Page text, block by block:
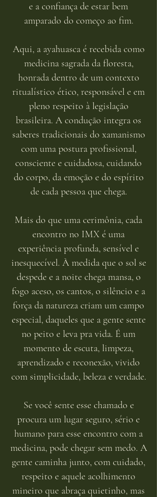
e a confiança de estar bem
amparado do começo ao fim.
Aqui, a ayahuasca é recebida como
medicina sagrada da floresta,
honrada dentro de um contexto
ritualístico ético, responsável e em
pleno respeito à legislação
brasileira. A condução integra os
saberes tradicionais do xamanismo
com uma postura profissional,
consciente e cuidadosa, cuidando
do corpo, da emoção e do espírito
de cada pessoa que chega.
Mais do que uma cerimônia, cada
encontro no IMX é uma
experiência profunda, sensível e
inesquecível. À medida que o sol se
despede e a noite chega mansa, o
fogo aceso, os cantos, o silêncio e a
força da natureza criam um campo
especial, daqueles que a gente sente
no peito e leva pra vida. É um
momento de escuta, limpeza,
aprendizado e reconexão, vivido
com simplicidade, beleza e verdade.
Se você sente esse chamado e
procura um lugar seguro, sério e
humano para esse encontro com a
medicina, pode chegar sem medo. A
gente caminha junto, com cuidado,
respeito e aquele acolhimento
mineiro que abraça quietinho, mas